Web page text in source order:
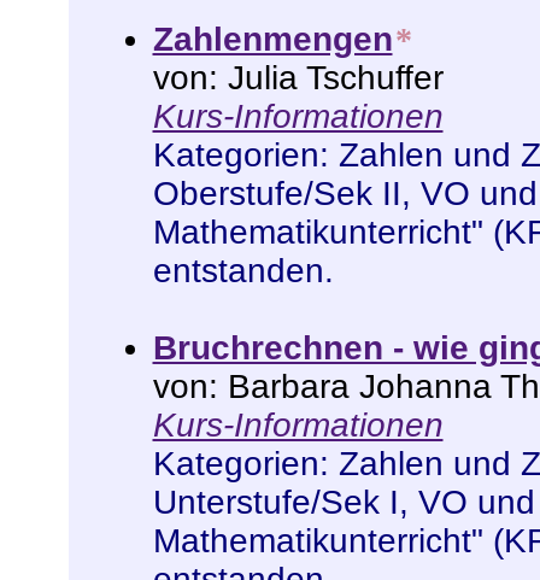
Zahlenmengen*
von: Julia Tschuffer
Kurs-Informationen
Kategorien: Zahlen und
Oberstufe/Sek II, VO
Mathematikunterricht"
entstanden.
Bruchrechnen - wie
von: Barbara Johanna
Kurs-Informationen
Kategorien: Zahlen und
Unterstufe/Sek I, VO
Mathematikunterricht"